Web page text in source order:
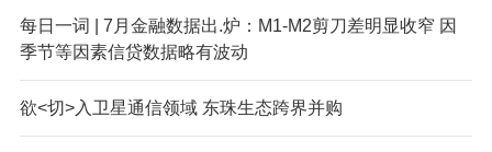
每日一词 | 7月金融数据出.炉：M1-M2剪刀差明显收窄 因
季节等因素信贷数据略有波动
欲<切>入卫星通信领域 东珠生态跨界并购